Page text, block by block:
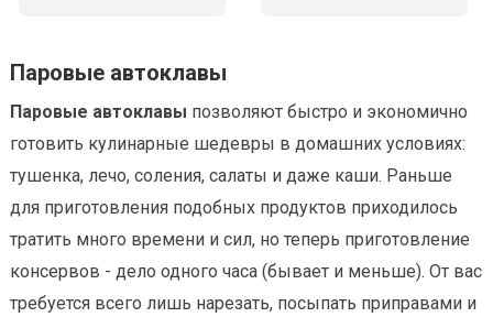
Паровые автоклавы
Паровые автоклавы позволяют быстро и экономично
готовить кулинарные шедевры в домашних условиях:
тушенка, лечо, соления, салаты и даже каши. Раньше
для приготовления подобных продуктов приходилось
тратить много времени и сил, но теперь приготовление
консервов - дело одного часа (бывает и меньше). От вас
требуется всего лишь нарезать, посыпать приправами и